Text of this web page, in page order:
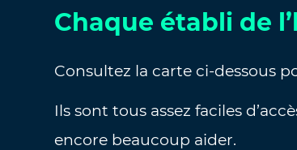
Chaque établi de
Consultez la carte ci-dessous
Ils sont tous assez faciles
encore beaucoup aider.